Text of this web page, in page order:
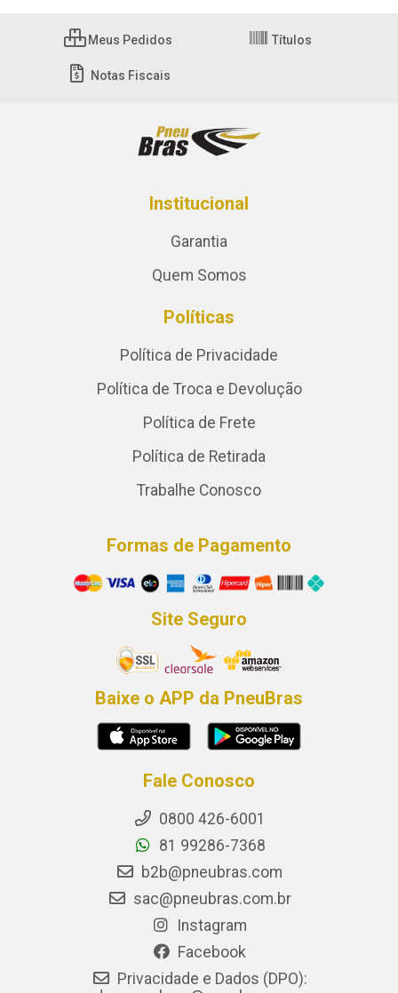
Meus Pedidos Títulos
Notas Fiscais
Institucional
Garantia
Quem Somos
Políticas
Política de Privacidade
Política de Troca e Devolução
Política de Frete
Política de Retirada
Trabalhe Conosco
Formas de Pagamento
Site Seguro
Baixe o APP da PneuBras
Fale Conosco
0800 426-6001
81 99286-7368
b2b@pneubras.com
sac@pneubras.com.br
Instagram
Facebook
Privacidade e Dados (DPO):